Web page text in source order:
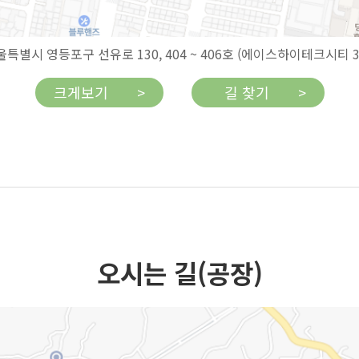
특별시 영등포구 선유로 130, 404 ~ 406호 (에이스하이테크시티
크게보기 > 길 찾기 >
오시는 길(공장)